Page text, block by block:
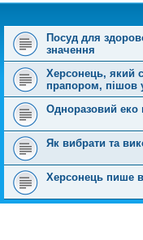
Посуд для
значення
Херсонець, який
прапором, пішов
Одноразовий еко
Як вибрати та
Херсонець пише